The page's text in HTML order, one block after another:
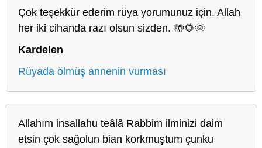
Çok teşekkür ederim rüya yorumunuz için. Allah
her iki cihanda razı olsun sizden. 🤲🌻🌞
Kardelen
Rüyada ölmüş annenin vurması
Allahım insallahu teâlâ Rabbim ilminizi daim
etsin çok sağolun bian korkmuştum çunku